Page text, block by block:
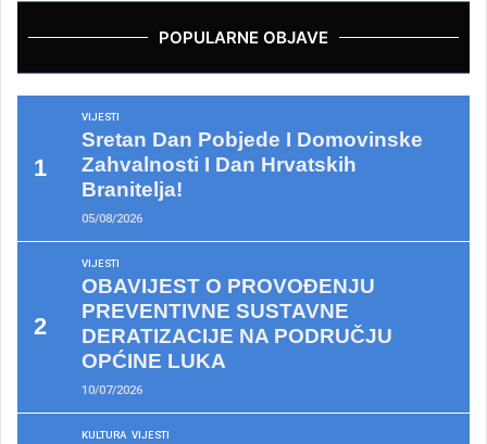
POPULARNE OBJAVE
VIJESTI
Sretan Dan Pobjede I Domovinske
Zahvalnosti I Dan Hrvatskih
Branitelja!
05/08/2026
VIJESTI
OBAVIJEST O PROVOĐENJU
PREVENTIVNE SUSTAVNE
DERATIZACIJE NA PODRUČJU
OPĆINE LUKA
10/07/2026
KULTURA VIJESTI